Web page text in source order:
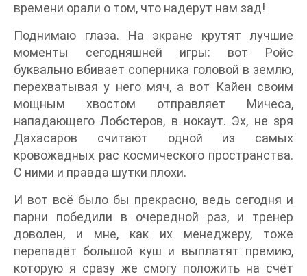
времени орали о том, что надерут нам зад!
Поднимаю глаза. На экране крутят лучшие
моменты сегодняшней игры: вот Ройс
буквально вбивает соперника головой в землю,
перехватывая у него мяч, а вот Кайен своим
мощным хвостом отправляет Мичеса,
нападающего Лобстеров, в нокаут. Эх, не зря
Дахасаров считают одной из самых
кровожадных рас космического пространства.
С ними и правда шутки плохи.
И вот всё было бы прекрасно, ведь сегодня и
парни победили в очередной раз, и тренер
доволен, и мне, как их менеджеру, тоже
перепадёт большой куш и выплатят премию,
которую я сразу же смогу положить на счёт